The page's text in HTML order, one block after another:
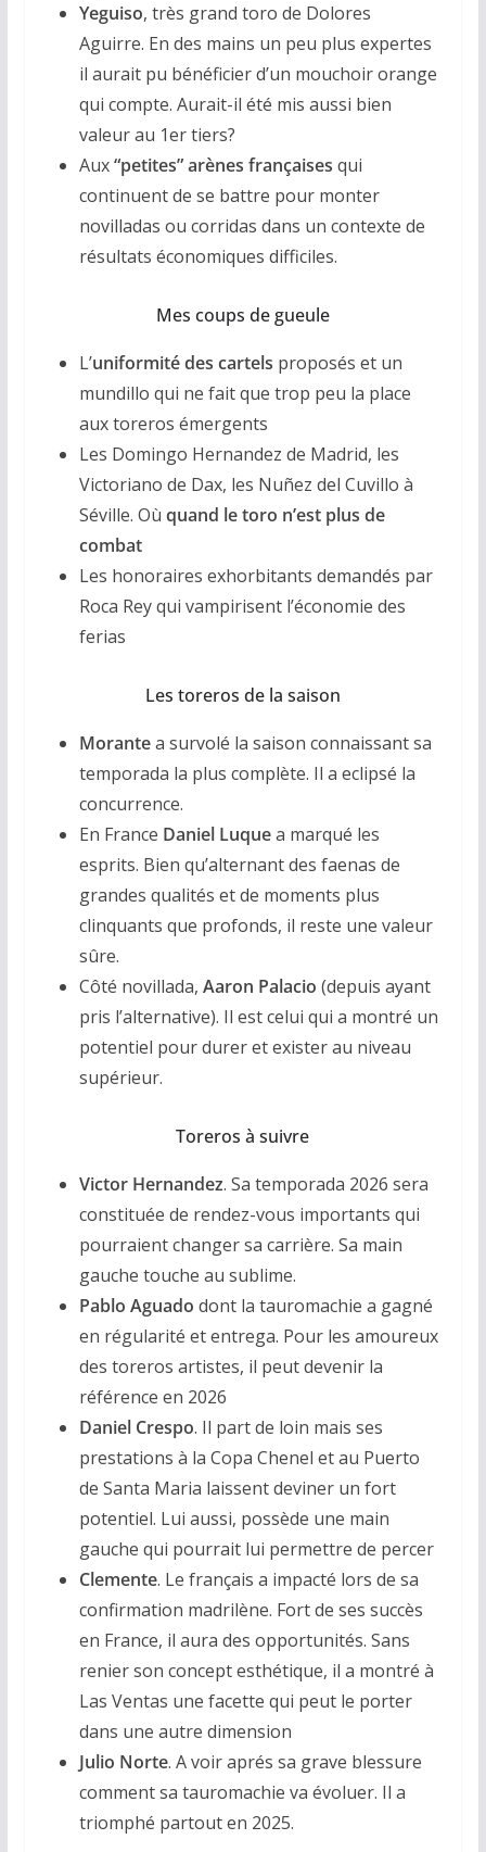
Yeguiso, très grand toro de Dolores
Aguirre. En des mains un peu plus expertes
il aurait pu bénéficier d’un mouchoir orange
qui compte. Aurait-il été mis aussi bien
valeur au 1er tiers?
Aux“petites” arènes françaises qui
continuent de se battre pour monter
novilladas ou corridas dans un contexte de
résultats économiques difficiles.
Mes coups de gueule
L’uniformité des cartels proposés et un
mundillo qui ne fait que trop peu la place
aux toreros émergents
Les Domingo Hernandez de Madrid, les
Victoriano de Dax, les Nuñez del Cuvillo à
Séville. Où quand le toro n’est plus de
combat
Les honoraires exhorbitants demandés par
Roca Rey qui vampirisent l’économie des
ferias
Les toreros de la saison
Morantea survolé la saison connaissant sa
temporada la plus complète. Il a eclipsé la
concurrence.
En France Daniel Luquea marqué les
esprits. Bien qu’alternant des faenas de
grandes qualités et de moments plus
clinquants que profonds, il reste une valeur
sûre.
Côté novillada, Aaron Palacio (depuis ayant
pris l’alternative). Il est celui qui a montré un
potentiel pour durer et exister au niveau
supérieur.
Toreros à suivre
Victor Hernandez. Sa temporada 2026 sera
constituée de rendez-vous importants qui
pourraient changer sa carrière. Sa main
gauche touche au sublime.
Pablo Aguado dont la tauromachie a gagné
en régularité et entrega. Pour les amoureux
des toreros artistes, il peut devenir la
référence en 2026
Daniel Crespo. Il part de loin mais ses
prestations à la Copa Chenel et au Puerto
de Santa Maria laissent deviner un fort
potentiel. Lui aussi, possède une main
gauche qui pourrait lui permettre de percer
Clemente. Le français a impacté lors de sa
confirmation madrilène. Fort de ses succès
en France, il aura des opportunités. Sans
renier son concept esthétique, il a montré à
Las Ventas une facette qui peut le porter
dans une autre dimension
Julio Norte. A voir aprés sa grave blessure
comment sa tauromachie va évoluer. Il a
triomphé partout en 2025.